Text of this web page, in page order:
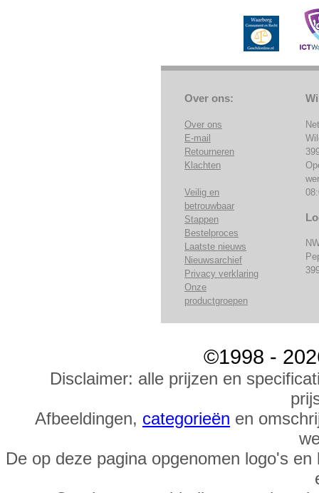
Over ons:
Over ons
E-mail
Retourneren
Klachten
Veilig en
betrouwbaar
Stappen
Bestelproces
Laatste nieuws
Nieuwsarchief
Privacy verklaring
Onze
productgroepen
©1998 -
Disclaimer: alle prijzen en
Afbeeldingen, categorieën en
De op deze pagina opgenomen logo's